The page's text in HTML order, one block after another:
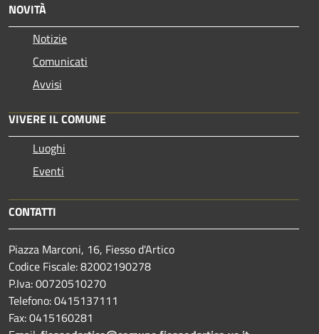
NOVITÀ
Notizie
Comunicati
Avvisi
VIVERE IL COMUNE
Luoghi
Eventi
CONTATTI
Piazza Marconi, 16, Fiesso d'Artico
Codice Fiscale: 82002190278
P.Iva: 00720510270
Telefono:0415137111
Fax:0415160281